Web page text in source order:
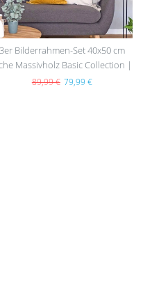
3er Bilderrahmen-Set 40x50 cm
Massivholz Basic Collection |
Acrylglas
89,99 € 79,99 €